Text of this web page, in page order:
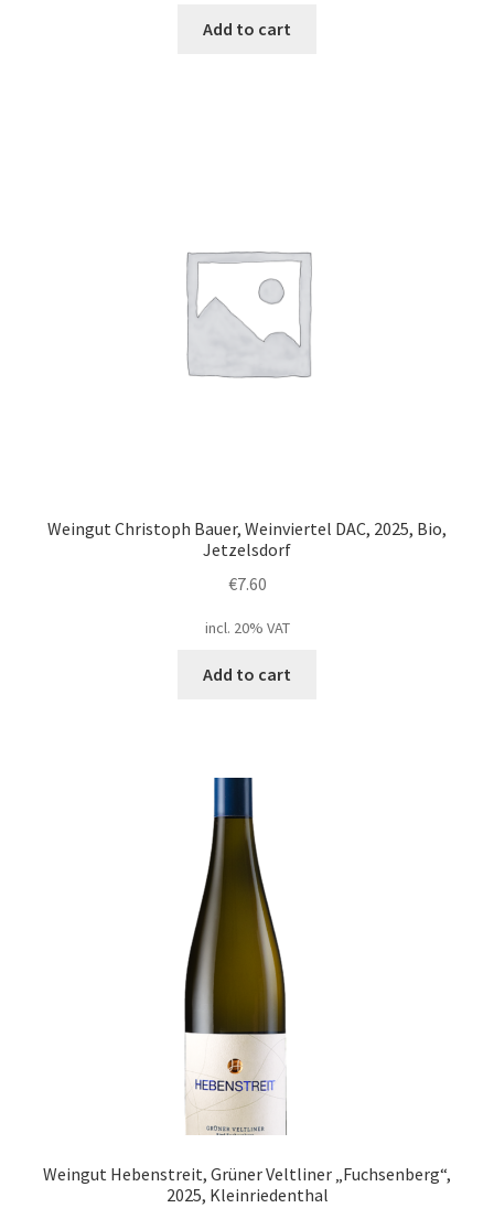
Add to cart
Weingut Christoph Bauer, Weinviertel DAC, 2025, Bio,
Jetzelsdorf
€7.60
incl. 20% VAT
Add to cart
Weingut Hebenstreit, Grüner Veltliner „Fuchsenberg“,
2025, Kleinriedenthal